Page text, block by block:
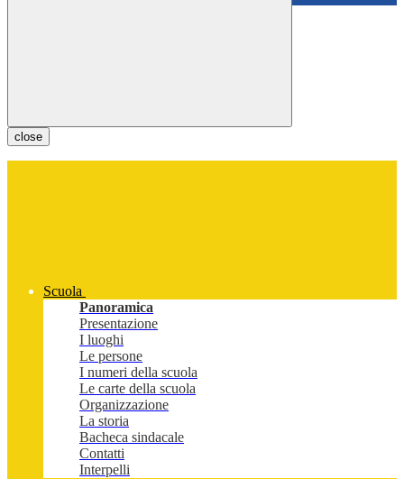
close
Scuola
Panoramica
Presentazione
I luoghi
Le persone
I numeri della scuola
Le carte della scuola
Organizzazione
La storia
Bacheca sindacale
Contatti
Interpelli